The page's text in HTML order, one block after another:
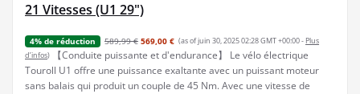
21 Vitesses (U1 29")
4% de réduction 589,99 € 569,00 € (as of juin 30, 2025 02:28 GMT +00:00 - Plus
d’infos)
【Conduite puissante et d'endurance】 Le vélo électrique
Touroll U1 offre une puissance exaltante avec un puissant moteur
sans balais qui produit un couple de 45 Nm. Avec une vitesse de